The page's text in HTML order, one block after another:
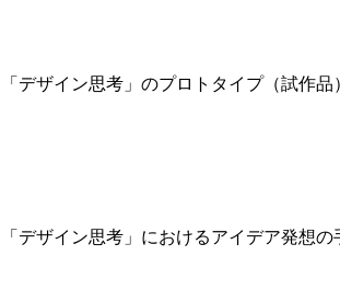
「デザイン思考」のプロトタイプ（試作品
「デザイン思考」におけるアイデア発想